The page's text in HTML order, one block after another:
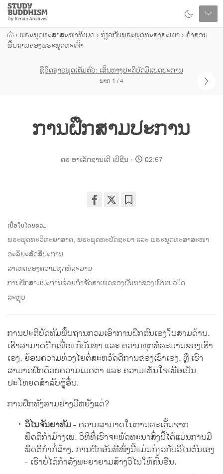
Close
Study
Buddhism
Home
› ພຣະພຸດທະສາສະໜາທິເບດ › ກ່ຽວກັບພຣະພຸດທະສາສະໜາ › ຄຳສອນ
ພື້ນຖານຂອງພຣະພຸດທະເຈົ້າ
ຊີວິດຊາວພຸດເຕັມຕົວ: ເສັ້ນທາງປະຕິບັດມີແປດປະການ
ພາກ 1 / 4
ການຝຶກສາມປະການ
ດຣ ອາເລັກຊານເດີ ເບີຊີນ 02:57
facebook
ເນື້ອໃນໂດຍລວມ
ພຣະພຸດທະວິທະຍາສາດ, ພຣະພຸດທະປັດຊະຍາ ແລະ ພຣະພຸດທະສາສະໜາ
ອະລິຍະສັດສີ່ປະການ
ສາເຫດຂອງຄວາມທຸກທໍລະມານ
ການຝຶກສາມປະການຊ່ວຍກຳຈັດສາເຫດຂອງບັນຫາຂອງເຮົາແນວໃດ
ສະຫຼຸບ
ການປະຕິບັດທັມພື້ນຖານກວມເອົາການຝຶກຕົນເອງໃນສາມດ້ານ.
ເຮົາສາມາດຝຶກເພື່ອແກ້ບັນຫາ ແລະ ຄວາມທຸກທໍລະມານຂອງເຮົາ
ເອງ, ຍ້ອນຄວາມຫ່ວງໄຍຕໍ່ສະຫວັດດີການຂອງເຮົາເອງ. ຫຼື ເຮົາ
ສາມາດຝຶກດ້ວຍຄວາມເມດຕາ ແລະ ຄວາມເຫັນໃຈເພື່ອເປັນ
ປະໂຫຍດສຳລັບຜູ້ອື່ນ.
ການຝຶກທັງສາມຢ່າງມີຫຍັງແດ່?
ວິໄນຈັນຍາທັມ- ຄວາມສາມາດໃນການລະເວັ້ນຈາກ
ພຶດຕິກຳມ້າງເພ. ວິທີທີ່ເຮົາຈະພັດທະນາສິ່ງນີ້ໄດ້ແມ່ນການມີ
ພຶດຕິກຳກໍ່ສ້າງ. ການຝຶກອັນທີໜຶ່ງນີ້ແມ່ນກ່ຽວກັບວິໄນຕົນເອງ
- ເຮົາບໍ່ໄດ້ກຳລັງພະຍາຍາມສ້າງວິໄນໃຫ້ຄົນອື່ນ.